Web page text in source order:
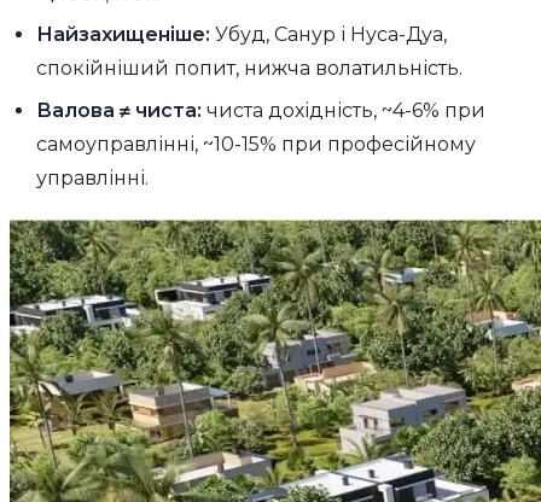
Найзахищеніше: Убуд, Санур і Нуса-Дуа,
спокійніший попит, нижча волатильність.
Валова ≠ чиста: чиста дохідність, ~4-6% при
самоуправлінні, ~10-15% при професійному
управлінні.